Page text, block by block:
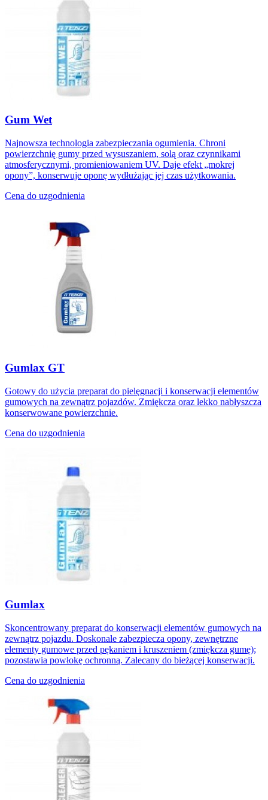
Gum Wet
Najnowsza technologia zabezpieczania ogumienia. Chroni
powierzchnię gumy przed wysuszaniem, solą oraz czynnikami
atmosferycznymi, promieniowaniem UV. Daje efekt „mokrej
opony”, konserwuje oponę wydłużając jej czas użytkowania.
Cena do uzgodnienia
Gumlax GT
Gotowy do użycia preparat do pielęgnacji i konserwacji elementów
gumowych na zewnątrz pojazdów. Zmiękcza oraz lekko nabłyszcza
konserwowane powierzchnie.
Cena do uzgodnienia
Gumlax
Skoncentrowany preparat do konserwacji elementów gumowych na
zewnątrz pojazdu. Doskonale zabezpiecza opony, zewnętrzne
elementy gumowe przed pękaniem i kruszeniem (zmiękcza gumę);
pozostawia powłokę ochronną. Zalecany do bieżącej konserwacji.
Cena do uzgodnienia